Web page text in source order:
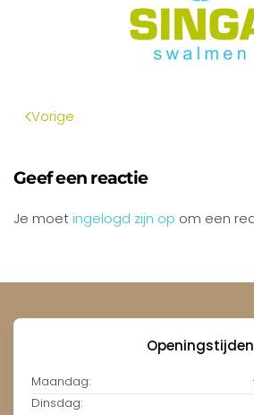
Vorige
Geef een reactie
Je moetingelogd zijn op om een
Openingstijden
Maandag:
Dinsdag: